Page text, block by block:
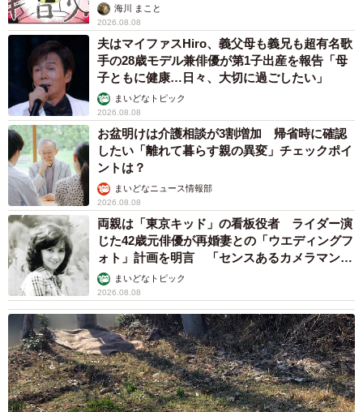
んと伝えたら、娘は驚きを隠さなかった。「私も探したけ
ど、分からなかったのに…」
◇
阪神・淡路大震災で救助活動を尽くした神戸大アメフト部
と救出された家族。それぞれの思いを連載でお伝えしま
す。
海川 まこと
2026.08.08
夫はマイファスHiro、義父母も義兄も超有名歌
手の28歳モデル兼俳優が第1子出産を報告「母
子ともに健康…日々、大切に過ごしたい」
まいどなトピック
2026.08.08
お盆明けは介護相談が3割増加 帰省時に確認
したい「離れて暮らす親の異変」チェックポイ
ントは？
まいどなニュース情報部
2026.08.08
両親は「東京キッド」の看板役者 ライダー演
じた42歳元俳優が再婚妻との「ウエディングフ
ォト」計画を明言 「センスあるカメラマン求
む」まいどなトピック
2026.08.08